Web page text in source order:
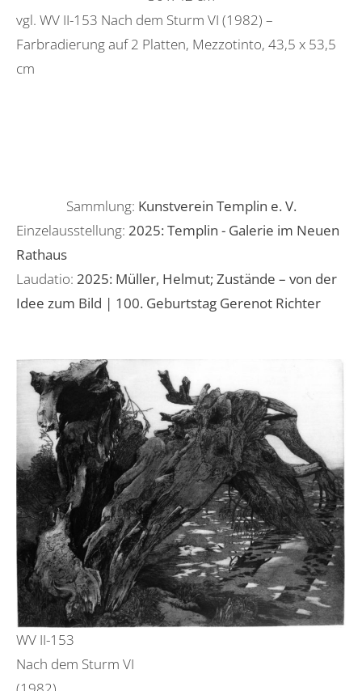
vgl. WV II-153 Nach dem Sturm VI (1982) –
Farbradierung auf 2 Platten, Mezzotinto, 43,5 x 53,5
cm
Sammlung: Kunstverein Templin e. V.
Einzelausstellung: 2025: Templin - Galerie im Neuen
Rathaus
Laudatio: 2025: Müller, Helmut; Zustände – von der
Idee zum Bild | 100. Geburtstag Gerenot Richter
WV II-153
Nach dem Sturm VI